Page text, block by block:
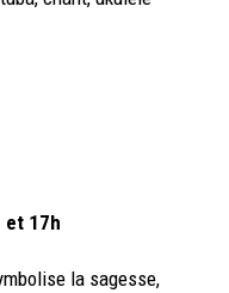
et 17h
la sagesse,